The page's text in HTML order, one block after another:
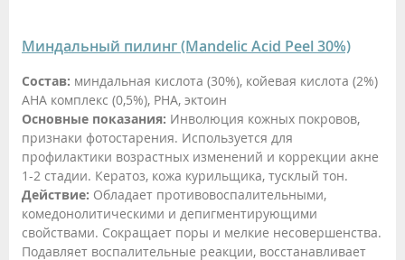
Миндальный пилинг (Mandelic Acid Peel 30%)
Состав: миндальная кислота (30%), койевая кислота (2%)
АНА комплекс (0,5%), РНА, эктоин
Основные показания: Инволюция кожных покровов,
признаки фотостарения. Используется для
профилактики возрастных изменений и коррекции акне
1-2 стадии. Кератоз, кожа курильщика, тусклый тон.
Действие: Обладает противовоспалительными,
комедонолитическими и депигментирующими
свойствами. Сокращает поры и мелкие несовершенства.
Подавляет воспалительные реакции, восстанавливает